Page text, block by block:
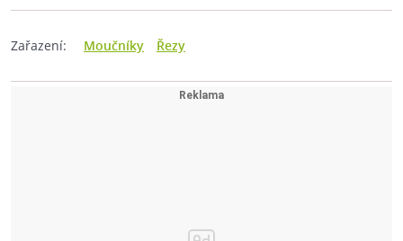
Zařazení: Moučníky Řezy